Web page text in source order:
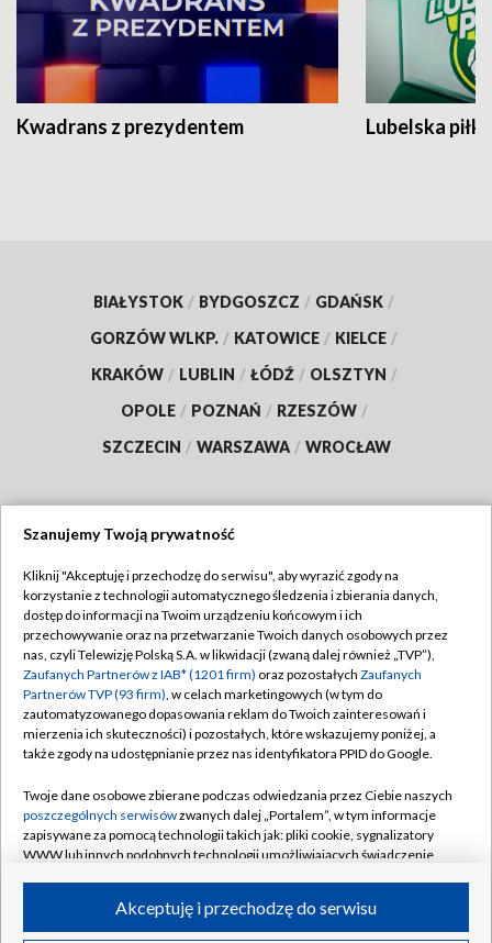
Kwadrans z prezydentem Lubelska piłka
BIAŁYSTOK / BYDGOSZCZ / GDAŃSK /
GORZÓW WLKP. / KATOWICE / KIELCE /
KRAKÓW / LUBLIN / ŁÓDŹ / OLSZTYN /
OPOLE / POZNAŃ / RZESZÓW /
SZCZECIN / WARSZAWA / WROCŁAW
TVP
Abonament TVP
Emisja w TVP
Centrum informacji TVP
Naziemna Telewizja Cyfrowa
Rada Programowa
System NOS
Informacje o nadawcy
Program dla prasy
Regulamin TVP
Polityka prywatności
Moje zgody
Pomoc
Kontakt
Kanały
Szanujemy Twoją prywatność
Kliknij "Akceptuję i przechodzę do serwisu", aby wyrazić zgody na
korzystanie z technologii automatycznego śledzenia i zbierania danych,
dostęp do informacji na Twoim urządzeniu końcowym i ich
przechowywanie oraz na przetwarzanie Twoich danych osobowych przez
nas, czyli Telewizję Polską S.A. w likwidacji (zwaną dalej również „TVP”),
Zaufanych Partnerów z IAB* (1201 firm) oraz pozostałych Zaufanych
Partnerów TVP (93 firm), w celach marketingowych (w tym do
zautomatyzowanego dopasowania reklam do Twoich zainteresowań i
mierzenia ich skuteczności) i pozostałych, które wskazujemy poniżej, a
także zgody na udostępnianie przez nas identyfikatora PPID do Google.
Twoje dane osobowe zbierane podczas odwiedzania przez Ciebie naszych
poszczególnych serwisówzwanych dalej „Portalem”, w tym informacje
zapisywane za pomocą technologii takich jak: pliki cookie, sygnalizatory
WWW lub innych podobnych technologii umożliwiających świadczenie
ruchu w Internecie.Akceptuję i przechodzę do serwisu